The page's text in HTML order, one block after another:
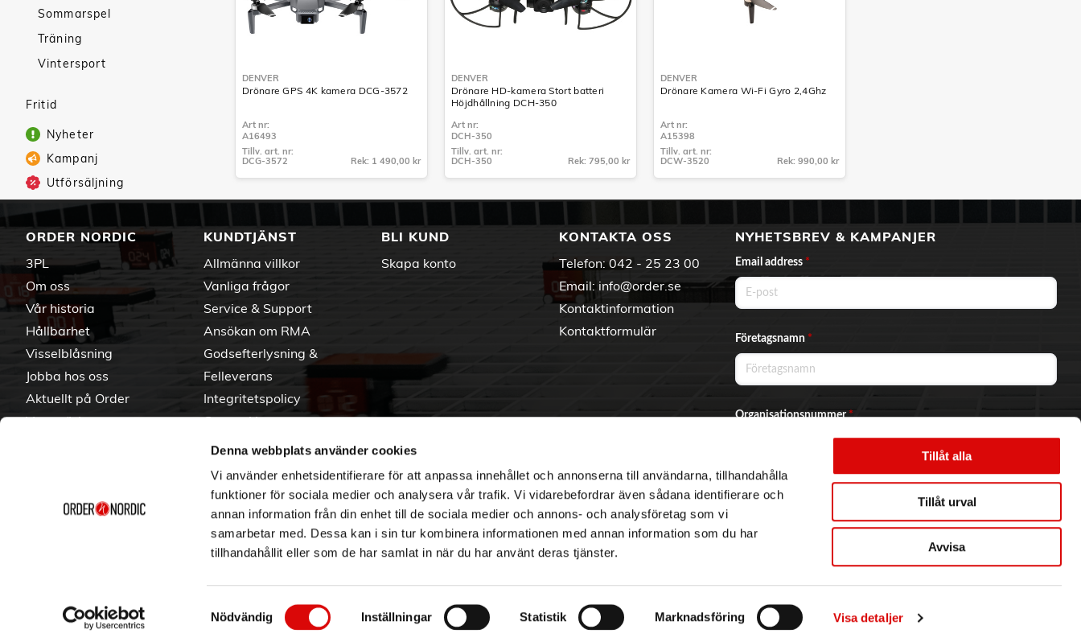
Denna webbplats använder cookies
Vi använder enhetsidentifierare för att anpassa innehållet och annonserna till användarna, tillhandahålla
funktioner för sociala medier och analysera vår trafik. Vi vidarebefordrar även sådana identifierare och
annan information från din enhet till de sociala medier och annons- och analysföretag som vi
samarbetar med. Dessa kan i sin tur kombinera informationen med annan information som du har
tillhandahållit eller som de har samlat in när du har använt deras tjänster.
Samtyckesval
Nödvändig Inställningar Statistik Marknadsföring Visa detaljer
Tillåt alla
Tillåt urval
Avvisa
Sommarspel
Träning
Vintersport
Fritid
Nyheter
Kampanj
Utförsäljning
DENVER
Drönare GPS 4K kamera DCG-3572
Art nr:
A16493
DCG-3572
Tillv. art. nr:
DCG-3572
Rek: 1 490,00 kr
DENVER
Drönare HD-kamera Stort batteri
Höjdhållning DCH-350
Art nr:
DCH-350
DCH-350
Tillv. art. nr:
DCH-350
Rek: 795,00 kr
DENVER
Drönare Kamera Wi-Fi Gyro 2,4Ghz
Art nr:
A15398
DCW-3520
Tillv. art. nr:
DCW-3520
Rek: 990,00 kr
ORDER NORDIC
3PL
Om oss
Vår historia
Hållbarhet
Visselblåsning
Jobba hos oss
Aktuellt på Order
Varumärken
KUNDTJÄNST
Allmänna villkor
Vanliga frågor
Service & Support
Ansökan om RMA
Godsefterlysning &
Felleverans
Integritetspolicy
Om cookies
BLI KUND
Skapa konto
KONTAKTA OSS
Telefon: 042 - 25 23 00
Email: info@order.se
Kontaktinformation
Kontaktformulär
NYHETSBREV & KAMPANJER
Email address *
Företagsnamn *
Organisationsnummer*
Ja, jag vill prenumerera på nyhetsbrevet.
Copyright © 2026 Order Nordic